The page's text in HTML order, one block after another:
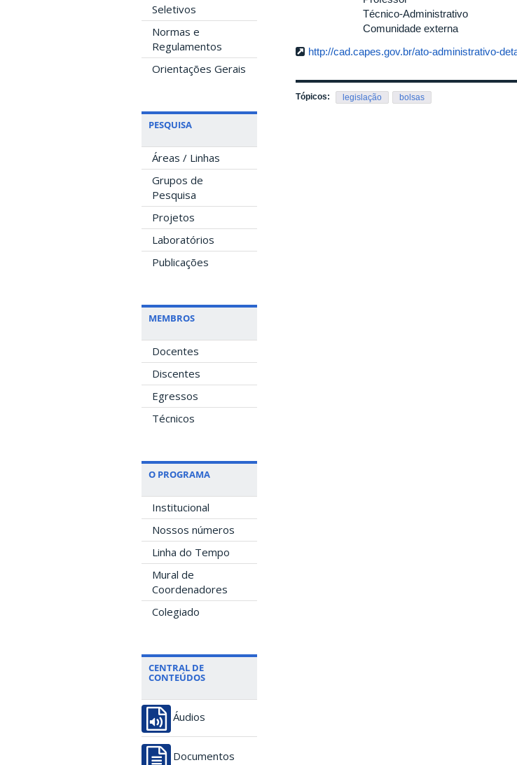
Seletivos
Normas e
Regulamentos
Orientações Gerais
PESQUISA
Áreas / Linhas
Grupos de
Pesquisa
Projetos
Laboratórios
Publicações
MEMBROS
Docentes
Discentes
Egressos
Técnicos
O PROGRAMA
Institucional
Nossos números
Linha do Tempo
Mural de
Coordenadores
Colegiado
CENTRAL DE
CONTEÚDOS
Áudios
Documentos
Técnico-Administrativo
Comunidade externa
http://cad.capes.gov.br/ato-administrativo-
Tópicos: legislação bolsas